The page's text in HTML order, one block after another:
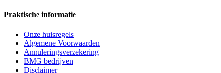
Praktische informatie
Onze huisregels
Algemene Voorwaarden
Annuleringsverzekering
BMG bedrijven
Disclaimer